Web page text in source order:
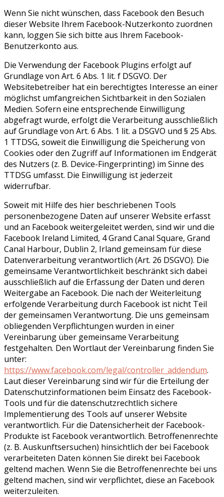
Wenn Sie nicht wünschen, dass Facebook den Besuch
dieser Website Ihrem Facebook-Nutzerkonto zuordnen
kann, loggen Sie sich bitte aus Ihrem Facebook-
Benutzerkonto aus.
Die Verwendung der Facebook Plugins erfolgt auf
Grundlage von Art. 6 Abs. 1 lit. f DSGVO. Der
Websitebetreiber hat ein berechtigtes Interesse an einer
möglichst umfangreichen Sichtbarkeit in den Sozialen
Medien. Sofern eine entsprechende Einwilligung
abgefragt wurde, erfolgt die Verarbeitung ausschließlich
auf Grundlage von Art. 6 Abs. 1 lit. a DSGVO und § 25 Abs.
1 TTDSG, soweit die Einwilligung die Speicherung von
Cookies oder den Zugriff auf Informationen im Endgerät
des Nutzers (z. B. Device-Fingerprinting) im Sinne des
TTDSG umfasst. Die Einwilligung ist jederzeit
widerrufbar.
Soweit mit Hilfe des hier beschriebenen Tools
personenbezogene Daten auf unserer Website erfasst
und an Facebook weitergeleitet werden, sind wir und die
Facebook Ireland Limited, 4 Grand Canal Square, Grand
Canal Harbour, Dublin 2, Irland gemeinsam für diese
Datenverarbeitung verantwortlich (Art. 26 DSGVO). Die
gemeinsame Verantwortlichkeit beschränkt sich dabei
ausschließlich auf die Erfassung der Daten und deren
Weitergabe an Facebook. Die nach der Weiterleitung
erfolgende Verarbeitung durch Facebook ist nicht Teil
der gemeinsamen Verantwortung. Die uns gemeinsam
obliegenden Verpflichtungen wurden in einer
Vereinbarung über gemeinsame Verarbeitung
festgehalten. Den Wortlaut der Vereinbarung finden Sie
unter:
https://www.facebook.com/legal/controller_addendum.
Laut dieser Vereinbarung sind wir für die Erteilung der
Datenschutzinformationen beim Einsatz des Facebook-
Tools und für die datenschutzrechtlich sichere
Implementierung des Tools auf unserer Website
verantwortlich. Für die Datensicherheit der Facebook-
Produkte ist Facebook verantwortlich. Betroffenenrechte
(z. B. Auskunftsersuchen) hinsichtlich der bei Facebook
verarbeiteten Daten können Sie direkt bei Facebook
geltend machen. Wenn Sie die Betroffenenrechte bei uns
geltend machen, sind wir verpflichtet, diese an Facebook
weiterzuleiten.